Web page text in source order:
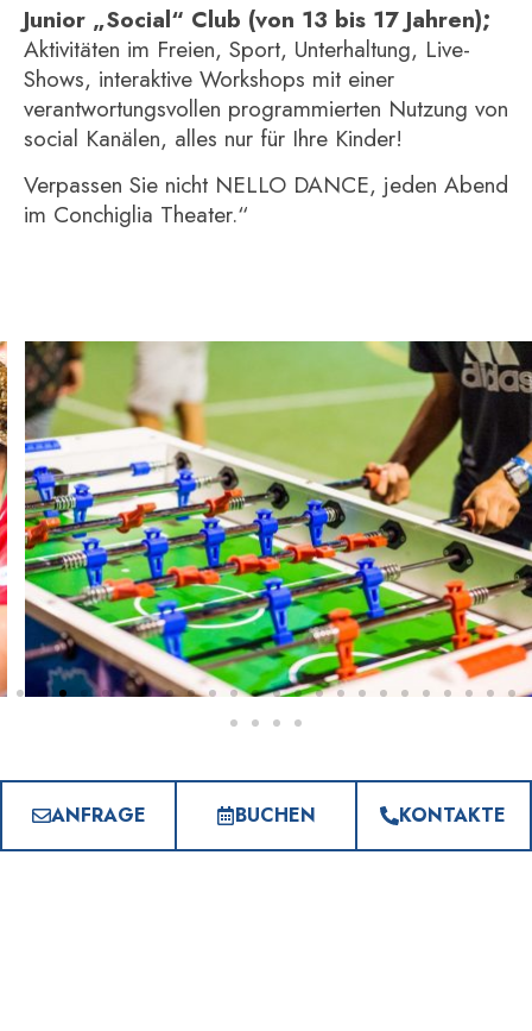
Junior „Social“ Club (von 13 bis 17 Jahren);
Aktivitäten im Freien, Sport, Unterhaltung, Live-
Shows, interaktive Workshops mit einer
verantwortungsvollen programmierten Nutzung von
social Kanälen, alles nur für Ihre Kinder!
Verpassen Sie nicht NELLO DANCE, jeden Abend
im Conchiglia Theater.“
ANFRAGE BUCHEN KONTAKTE